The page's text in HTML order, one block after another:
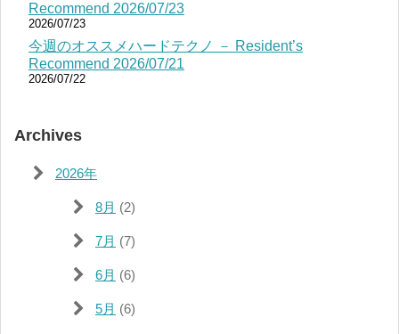
Recommend 2026/07/23
2026/07/23
今週のオススメハードテクノ － Resident’s
Recommend 2026/07/21
2026/07/22
Archives
2026年
8月 (2)
7月 (7)
6月 (6)
5月 (6)